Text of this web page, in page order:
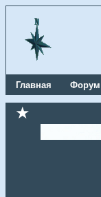
Главная Форум
★